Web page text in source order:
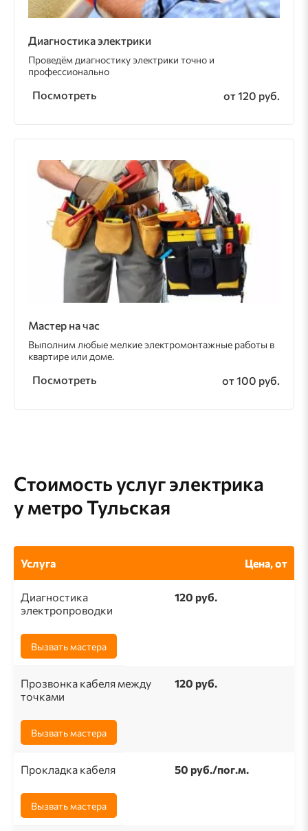
Диагностика электрики
Проведём диагностику электрики точно и
профессионально
Посмотреть от 120 руб.
Мастер на час
Выполним любые мелкие электромонтажные работы в
квартире или доме.
Посмотреть от 100 руб.
Стоимость услуг электрика
у метро Тульская
Услуга Цена, от
Диагностика
электропроводки
120 руб.
Вызвать мастера
Прозвонка кабеля между
точками
120 руб.
Вызвать мастера
Прокладка кабеля 50 pуб./пог.м.
Вызвать мастера